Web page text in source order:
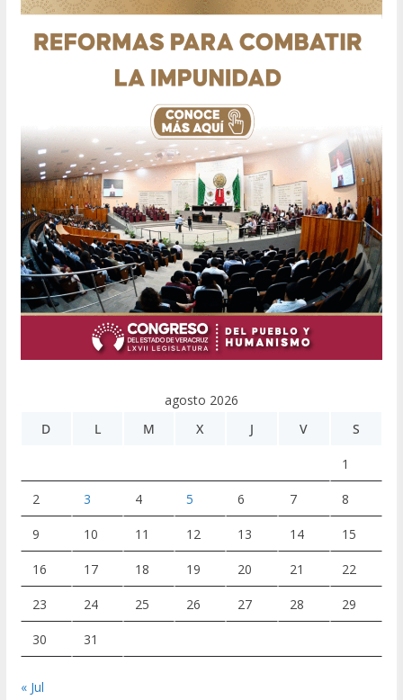
agosto 2026
D
L M X J V S
1
2 3 4 5 6 7 8
9 10 11 12 13 14 15
16 17 18 19 20 21 22
23 24 25 26 27 28 29
30 31
« Jul